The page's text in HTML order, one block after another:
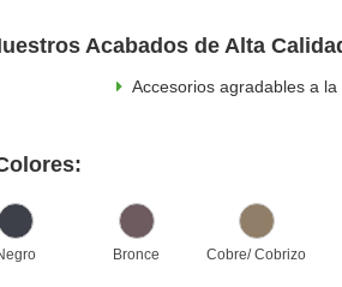
Acabados de Alta
Accesorios agradables a la
Bronce Cobre/ Cobrizo